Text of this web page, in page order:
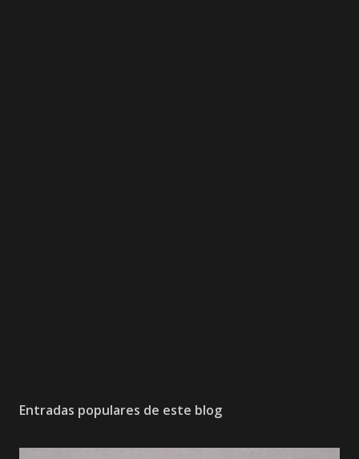
o
Entradas populares de este blog